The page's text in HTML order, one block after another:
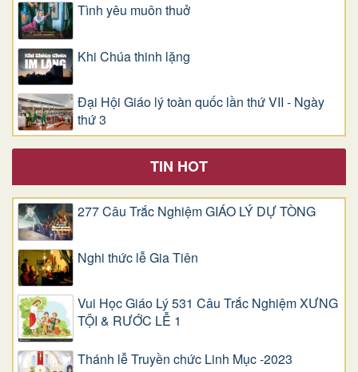
Tình yêu muôn thuở
Khi Chúa thinh lặng
Đại Hội Giáo lý toàn quốc lần thứ VII - Ngày
thứ 3
TIN HOT
277 Câu Trắc Nghiệm GIÁO LÝ DỰ TÒNG
Nghi thức lễ Gia Tiên
Vui Học Giáo Lý 531 Câu Trắc Nghiệm XƯNG
TỘI & RƯỚC LỄ 1
Thánh lễ Truyền chức Linh Mục -2023